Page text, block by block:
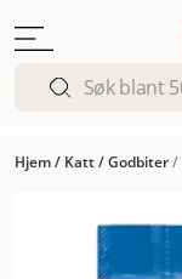
Hjem/ Katt/Godbiter/